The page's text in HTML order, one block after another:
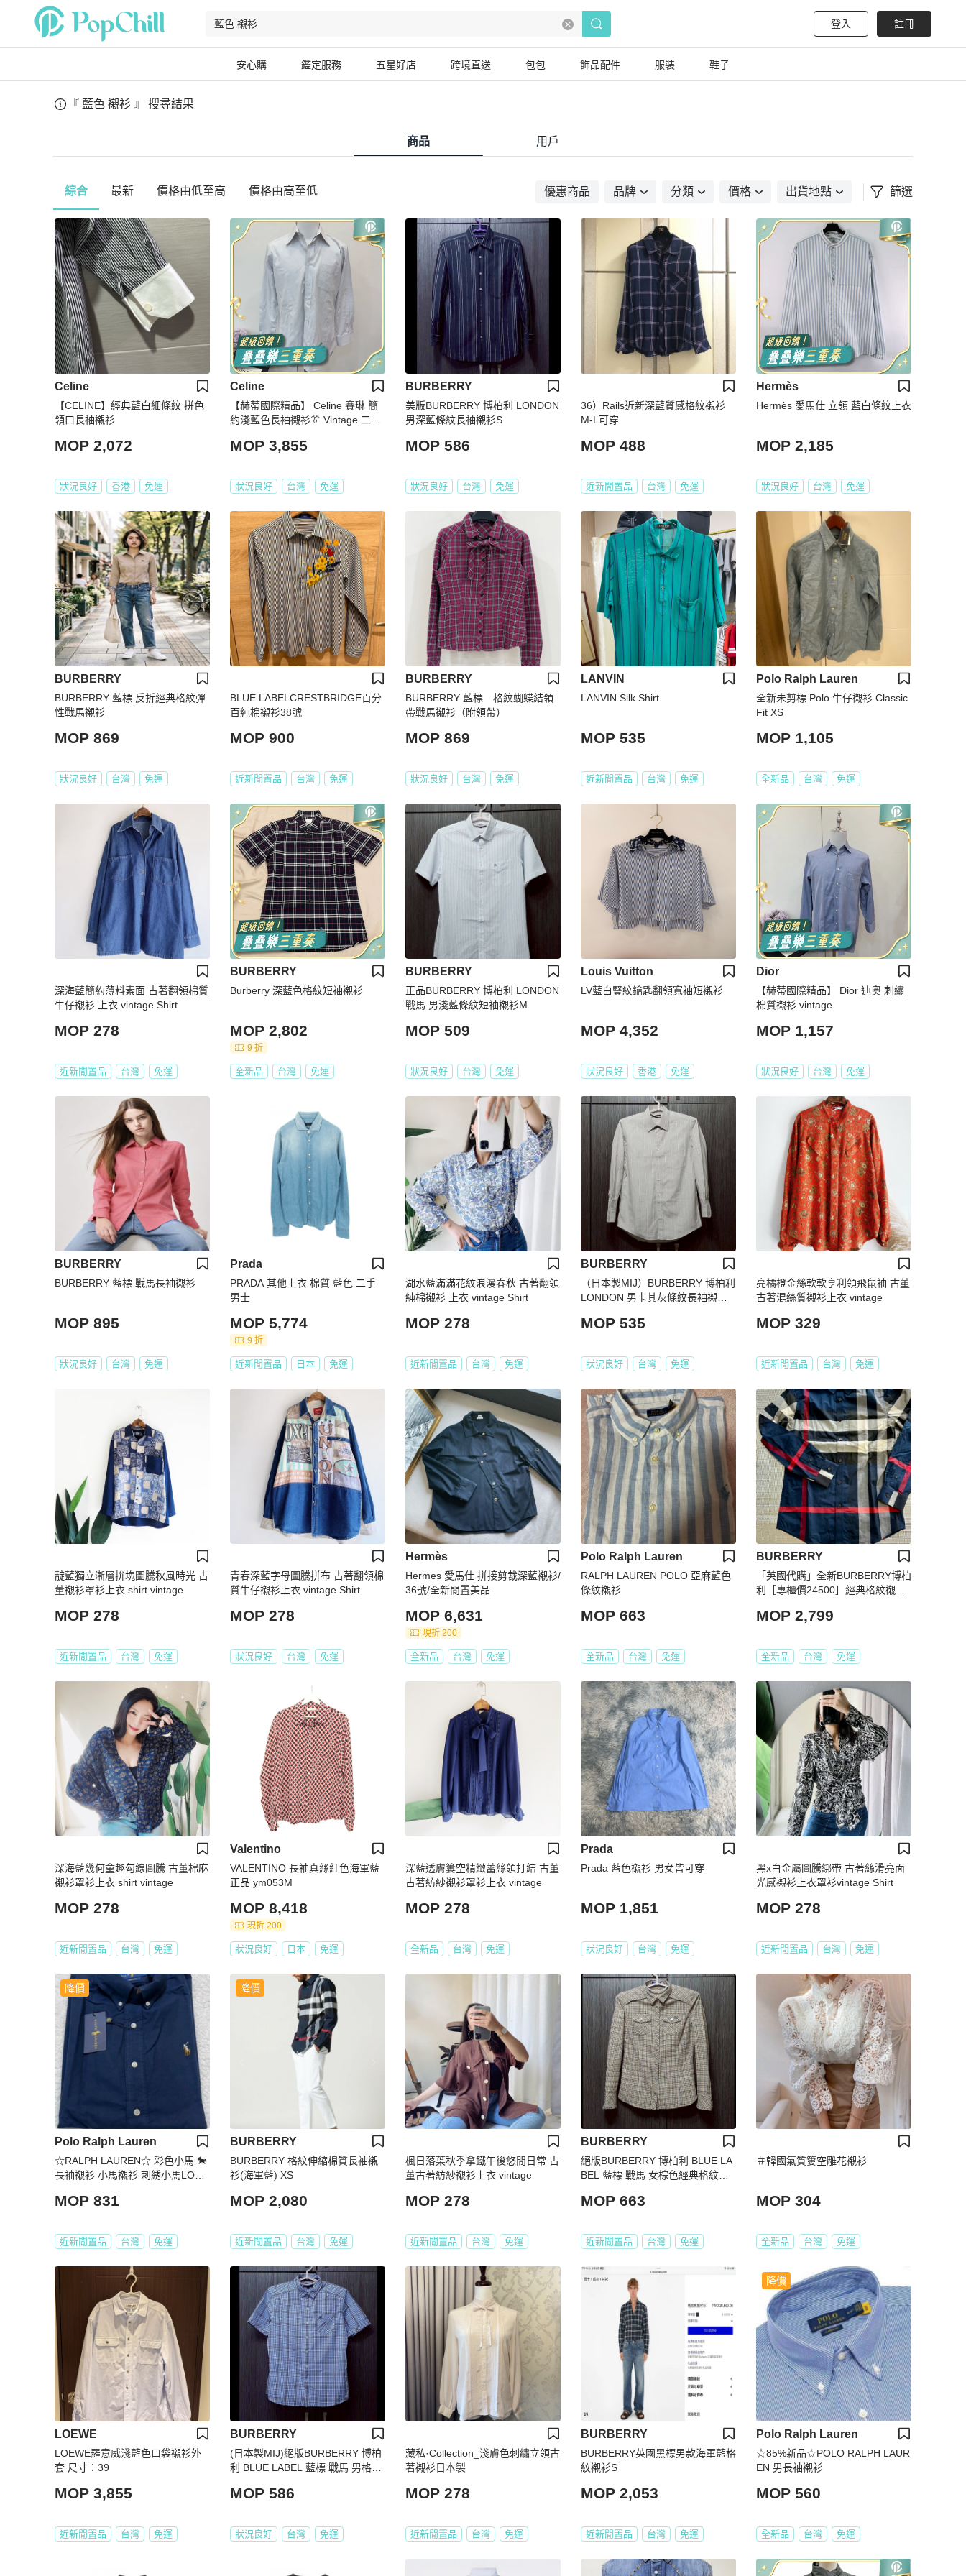
登入 註冊
安心購 鑑定服務 五星好店 跨境直送 包包 飾品配件 服裝 鞋子
『 藍色 襯衫 』 搜尋結果
商品 用戶
綜合 最新 價格由低至高 價格由高至低 優惠商品 品牌 分類 價格 出貨地點 篩選
Celine
【CELINE】經典藍白細條紋 拼色
領口長袖襯衫
MOP 2,072
狀況良好 香港 免運
Celine
【赫蒂國際精品】 Celine 賽琳 簡
約淺藍色長袖襯衫👔 Vintage 二手
MOP 3,855
狀況良好 台灣 免運
BURBERRY
美版BURBERRY 博柏利 LONDON
男深藍條紋長袖襯衫S
MOP 586
狀況良好 台灣 免運
36）Rails近新深藍質感格紋襯衫
M-L可穿
MOP 488
近新閒置品 台灣 免運
Hermès
Hermès 愛馬仕 立領 藍白條紋上衣
MOP 2,185
狀況良好 台灣 免運
BURBERRY
BURBERRY 藍標 反折經典格紋彈
性戰馬襯衫
MOP 869
狀況良好 台灣 免運
BLUE LABELCRESTBRIDGE百分
百純棉襯衫38號
MOP 900
近新閒置品 台灣 免運
BURBERRY
BURBERRY 藍標 格紋蝴蝶結領
帶戰馬襯衫（附領帶）
MOP 869
狀況良好 台灣 免運
LANVIN
LANVIN Silk Shirt
MOP 535
近新閒置品 台灣 免運
Polo Ralph Lauren
全新未剪標 Polo 牛仔襯衫 Classic
Fit XS
MOP 1,105
全新品 台灣 免運
深海藍簡約薄料素面 古著翻領棉質
牛仔襯衫 上衣 vintage Shirt
MOP 278
近新閒置品 台灣 免運
BURBERRY
Burberry 深藍色格紋短袖襯衫
MOP 2,802
9 折
全新品 台灣 免運
BURBERRY
正品BURBERRY 博柏利 LONDON
戰馬 男淺藍條紋短袖襯衫M
MOP 509
狀況良好 台灣 免運
Louis Vuitton
LV藍白豎紋鑰匙翻領寬袖短襯衫
MOP 4,352
狀況良好 香港 免運
Dior
【赫蒂國際精品】 Dior 迪奧 刺繡
棉質襯衫 vintage
MOP 1,157
狀況良好 台灣 免運
BURBERRY
BURBERRY 藍標 戰馬長袖襯衫
MOP 895
狀況良好 台灣 免運
Prada
PRADA 其他上衣 棉質 藍色 二手
男士
MOP 5,774
9 折
近新閒置品 日本 免運
湖水藍滿滿花紋浪漫春秋 古著翻領
純棉襯衫 上衣 vintage Shirt
MOP 278
近新閒置品 台灣 免運
BURBERRY
（日本製MIJ）BURBERRY 博柏利
LONDON 男卡其灰條紋長袖襯衫3
MOP 535
狀況良好 台灣 免運
亮橘橙金絲軟軟亨利領飛鼠袖 古董
古著混絲質襯衫上衣 vintage
MOP 329
近新閒置品 台灣 免運
靛藍獨立漸層拚塊圖騰秋風時光 古
董襯衫罩衫上衣 shirt vintage
MOP 278
近新閒置品 台灣 免運
青春深藍字母圖騰拼布 古著翻領棉
質牛仔襯衫上衣 vintage Shirt
MOP 278
狀況良好 台灣 免運
Hermès
Hermes 愛馬仕 拼接剪裁深藍襯衫/
36號/全新閒置美品
MOP 6,631
現折 200
全新品 台灣 免運
Polo Ralph Lauren
RALPH LAUREN POLO 亞麻藍色
條紋襯衫
MOP 663
全新品 台灣 免運
BURBERRY
「英國代購」全新BURBERRY博柏
利［專櫃價24500］經典格紋襯衫
MOP 2,799
全新品 台灣 免運
深海藍幾何童趣勾線圖騰 古董棉麻
襯衫罩衫上衣 shirt vintage
MOP 278
近新閒置品 台灣 免運
Valentino
VALENTINO 長袖真絲紅色海軍藍
正品 ym053M
MOP 8,418
現折 200
狀況良好 日本 免運
深藍透膚簍空精緻蕾絲領打結 古董
古著紡紗襯衫罩衫上衣 vintage
MOP 278
全新品 台灣 免運
Prada
Prada 藍色襯衫 男女皆可穿
MOP 1,851
狀況良好 台灣 免運
黑x白金屬圖騰綁帶 古著絲滑亮面
光感襯衫上衣罩衫vintage Shirt
MOP 278
近新閒置品 台灣 免運
降價
Polo Ralph Lauren
☆RALPH LAUREN☆ 彩色小馬 🐎
長袖襯衫 小馬襯衫 刺綉小馬LOG
MOP 831
近新閒置品 台灣 免運
降價
BURBERRY
BURBERRY 格紋伸縮棉質長袖襯
衫(海軍藍) XS
MOP 2,080
近新閒置品 台灣 免運
楓日落葉秋季拿鐵午後悠閒日常 古
董古著紡紗襯衫上衣 vintage
MOP 278
近新閒置品 台灣 免運
BURBERRY
絕版BURBERRY 博柏利 BLUE LA
BEL 藍標 戰馬 女棕色經典格紋法
MOP 663
近新閒置品 台灣 免運
＃韓國氣質簍空雕花襯衫
MOP 304
全新品 台灣 免運
LOEWE
LOEWE羅意威淺藍色口袋襯衫外
套 尺寸：39
MOP 3,855
近新閒置品 台灣 免運
BURBERRY
(日本製MIJ)絕版BURBERRY 博柏
利 BLUE LABEL 藍標 戰馬 男格紋
MOP 586
狀況良好 台灣 免運
藏私·Collection_淺膚色刺繡立領古
著襯衫日本製
MOP 278
近新閒置品 台灣 免運
BURBERRY
BURBERRY英國黑標男款海軍藍格
紋襯衫S
MOP 2,053
近新閒置品 台灣 免運
降價
Polo Ralph Lauren
☆85%新品☆POLO RALPH LAUR
EN 男長袖襯衫
MOP 560
全新品 台灣 免運